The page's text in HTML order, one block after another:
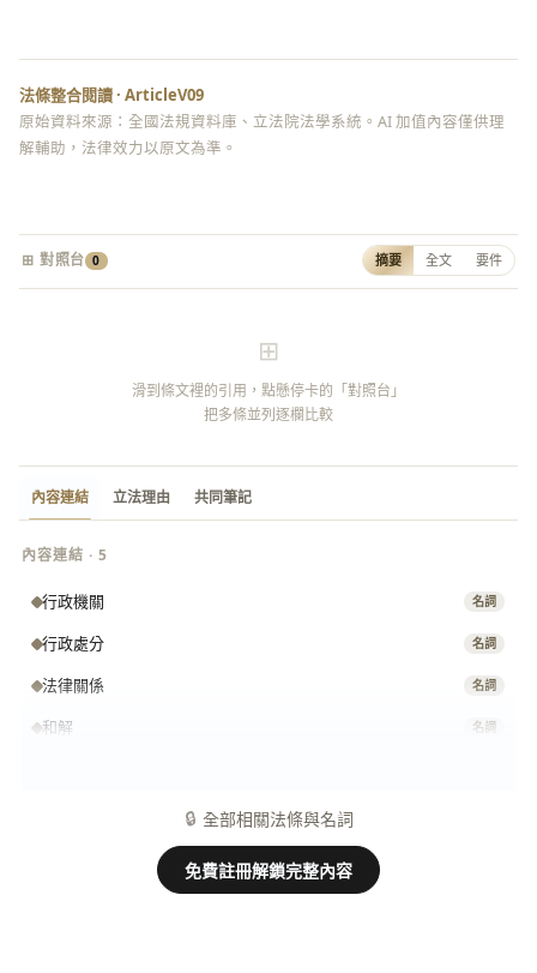
法條整合閱讀 · ArticleV09
原始資料來源：全國法規資料庫、立法院法學系統。AI 加值內容僅供理
解輔助，法律效力以原文為準。
⊞ 對照台 0 摘要 全文 要件
⊞
滑到條文裡的引用，點懸停卡的「對照台」
把多條並列逐欄比較
內容連結 立法理由 共同筆記
內容連結 · 5
行政機關 名詞
行政處分 名詞
法律關係 名詞
和解 名詞
🔒 全部相關法條與名詞
免費註冊解鎖完整內容